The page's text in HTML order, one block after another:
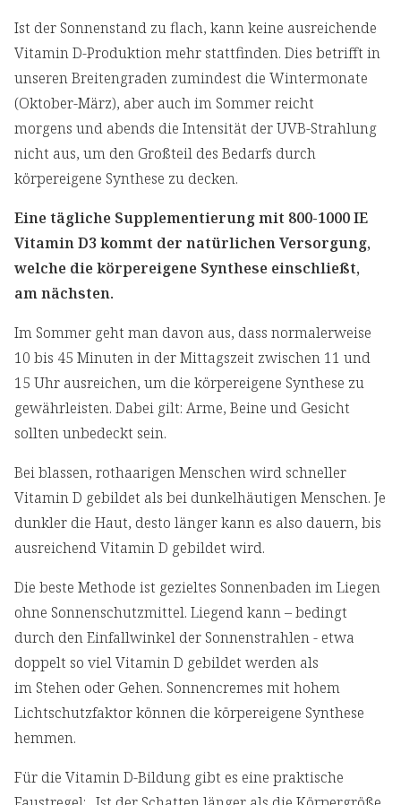
Ist der Sonnenstand zu flach, kann keine ausreichende
Vitamin D-Produktion mehr stattfinden. Dies betrifft in
unseren Breitengraden zumindest die Wintermonate
(Oktober-März), aber auch im Sommer reicht
morgens und abends die Intensität der UVB-Strahlung
nicht aus, um den Großteil des Bedarfs durch
körpereigene Synthese zu decken.
Eine tägliche Supplementierung mit 800-1000 IE
Vitamin D3 kommt der natürlichen Versorgung,
welche die körpereigene Synthese einschließt,
am nächsten.
Im Sommer geht man davon aus, dass normalerweise
10 bis 45 Minuten in der Mittagszeit zwischen 11 und
15 Uhr ausreichen, um die körpereigene Synthese zu
gewährleisten. Dabei gilt: Arme, Beine und Gesicht
sollten unbedeckt sein.
Bei blassen, rothaarigen Menschen wird schneller
Vitamin D gebildet als bei dunkelhäutigen Menschen. Je
dunkler die Haut, desto länger kann es also dauern, bis
ausreichend Vitamin D gebildet wird.
Die beste Methode ist gezieltes Sonnenbaden im Liegen
ohne Sonnenschutzmittel. Liegend kann – bedingt
durch den Einfallwinkel der Sonnenstrahlen - etwa
doppelt so viel Vitamin D gebildet werden als
im Stehen oder Gehen. Sonnencremes mit hohem
Lichtschutzfaktor können die körpereigene Synthese
hemmen.
Für die Vitamin D-Bildung gibt es eine praktische